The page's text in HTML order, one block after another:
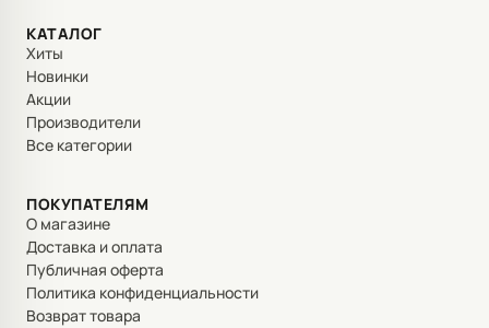
КАТАЛОГ
Хиты
Новинки
Акции
Производители
Все категории
ПОКУПАТЕЛЯМ
О магазине
Доставка и оплата
Публичная оферта
Политика конфиденциальности
Возврат товара